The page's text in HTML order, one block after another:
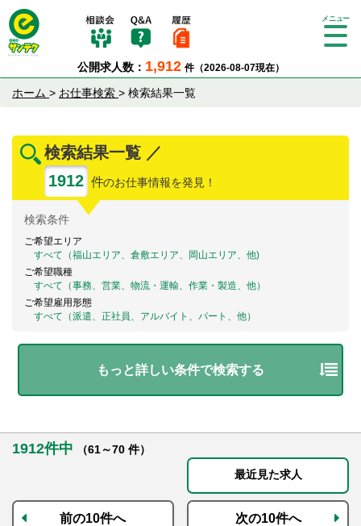
公開求人数： 1,912 件（2026-08-07現在）
Tog
ホーム > お仕事検索 > 検索結果一覧
検索結果一覧 ／
1912 件のお仕事情報を発見！
検索条件
ご希望エリア
すべて（福山エリア、倉敷エリア、岡山エリア、他)
ご希望職種
すべて（事務、営業、物流・運輸、作業・製造、他）
ご希望雇用形態
すべて（派遣、正社員、アルバイト、パート、他）
もっと詳しい条件で検索する
1912件中
（61～70 件）
最近見た求人
前の10件へ 次の10件へ